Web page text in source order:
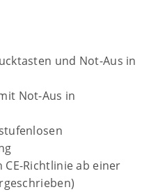
und Not-Aus in
Not-Aus in
Richtlinie ab einer